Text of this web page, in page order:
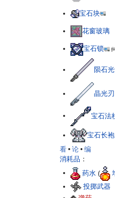
宝石块
花窗玻璃
宝石锁
陨石
晶光刃
宝石法
宝石长袍
看•论•编
消耗品 ：
药水 (
投掷武器